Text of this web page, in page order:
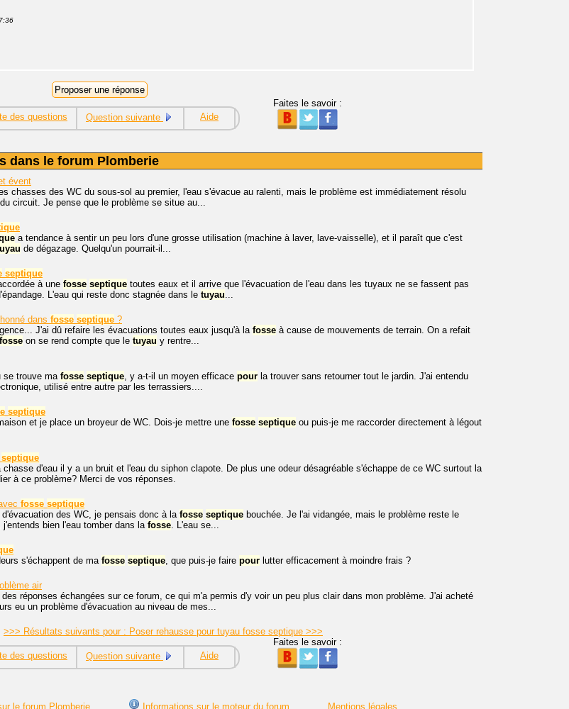
des questions Question suivante Aide
Faites le savoir :
dans le forum Plomberie
évent
chasses des WC du sous-sol au premier, l'eau s'évacue au ralenti, mais le problème est immédiatement résolu
circuit. Je pense que le problème se situe au...
a tendance à sentir un peu lors d'une grosse utilisation (machine à laver, lave-vaisselle), et il paraît que c'est
de dégazage. Quelqu'un pourrait-il...
septique
à une fosse septique toutes eaux et il arrive que l'évacuation de l'eau dans les tuyaux ne se fassent pas
L'eau qui reste donc stagnée dans le tuyau...
dans fosse septique ?
J'ai dû refaire les évacuations toutes eaux jusqu'à la fosse à cause de mouvements de terrain. On a refait
fosse on se rend compte que le tuyau y rentre...
se trouve ma fosse septique, y a-t-il un moyen efficace pour la trouver sans retourner tout le jardin. J'ai entendu
utilisé entre autre par les terrassiers....
septique
et je place un broyeur de WC. Dois-je mettre une fosse septique ou puis-je me raccorder directement à légout
septique
d'eau il y a un bruit et l'eau du siphon clapote. De plus une odeur désagréable s'échappe de ce WC surtout la
à ce problème? Merci de vos réponses.
fosse septique
des WC, je pensais donc à lafosse septique bouchée. Je l'ai vidangée, mais le problème reste le
bien l'eau tomber dans la fosse. L'eau se...
s'échappent de ma fosse septique, que puis-je faire pour lutter efficacement à moindre frais ?
air
réponses échangées sur ce forum, ce qui m'a permis d'y voir un peu plus clair dans mon problème. J'ai acheté
eu un problème d'évacuation au niveau de mes...
>>> Résultats suivants pour : Poser rehausse pour tuyau fosse septique >>>
des questions Question suivante Aide
Faites le savoir :
le forum Plomberie Informations sur le moteur du forum Mentions légales